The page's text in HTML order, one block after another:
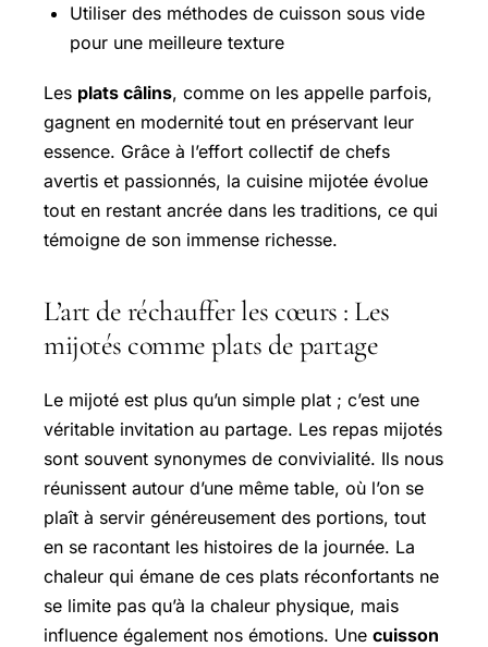
Utiliser des méthodes de cuisson sous vide
pour une meilleure texture
Les plats câlins, comme on les appelle parfois,
gagnent en modernité tout en préservant leur
essence. Grâce à l’effort collectif de chefs
avertis et passionnés, la cuisine mijotée évolue
tout en restant ancrée dans les traditions, ce qui
témoigne de son immense richesse.
L’art de réchauffer les cœurs : Les
mijotés comme plats de partage
Le mijoté est plus qu’un simple plat ; c’est une
véritable invitation au partage. Les repas mijotés
sont souvent synonymes de convivialité. Ils nous
réunissent autour d’une même table, où l’on se
plaît à servir généreusement des portions, tout
en se racontant les histoires de la journée. La
chaleur qui émane de ces plats réconfortants ne
se limite pas qu’à la chaleur physique, mais
influence également nos émotions. Une cuisson